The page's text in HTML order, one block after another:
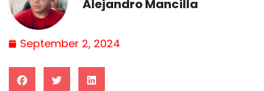
Alejandro Mancilla
September 2, 2024